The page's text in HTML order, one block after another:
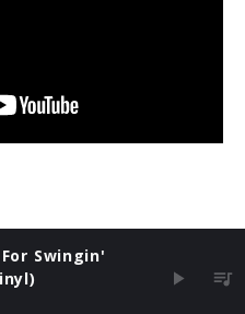
Swingin'